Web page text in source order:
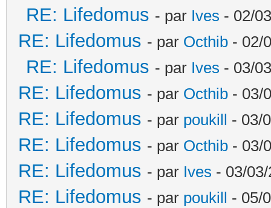
RE: Lifedomus - par Ives - 02/
RE: Lifedomus - par Octhib - 02/
RE: Lifedomus - par Ives - 03/
RE: Lifedomus - par Octhib - 03/
RE: Lifedomus - par poukill - 03/
RE: Lifedomus - par Octhib - 03/
RE: Lifedomus - par Ives - 03/
RE: Lifedomus - par poukill - 05/